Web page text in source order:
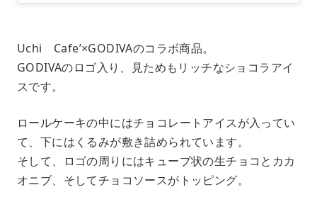
Uchi Cafe’×GODIVAのコラボ商品。
GODIVAのロゴ入り、見ためもリッチなショコラアイ
スです。
ロールケーキの中にはチョコレートアイスが入ってい
て、下にはくるみが敷き詰められています。
そして、ロゴの周りにはキューブ状の生チョコとカカ
オニブ、そしてチョコソースがトッピング。